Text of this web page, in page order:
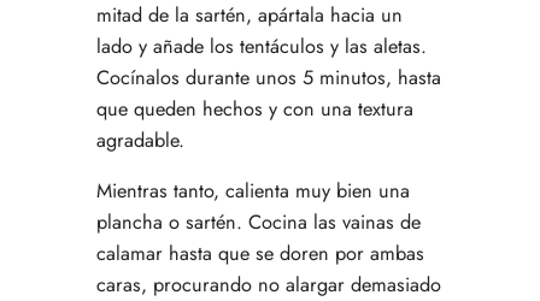
mitad de la sartén, apártala hacia un
lado y añade los tentáculos y las aletas.
Cocínalos durante unos 5 minutos, hasta
que queden hechos y con una textura
agradable.
Mientras tanto, calienta muy bien una
plancha o sartén. Cocina las vainas de
calamar hasta que se doren por ambas
caras, procurando no alargar demasiado